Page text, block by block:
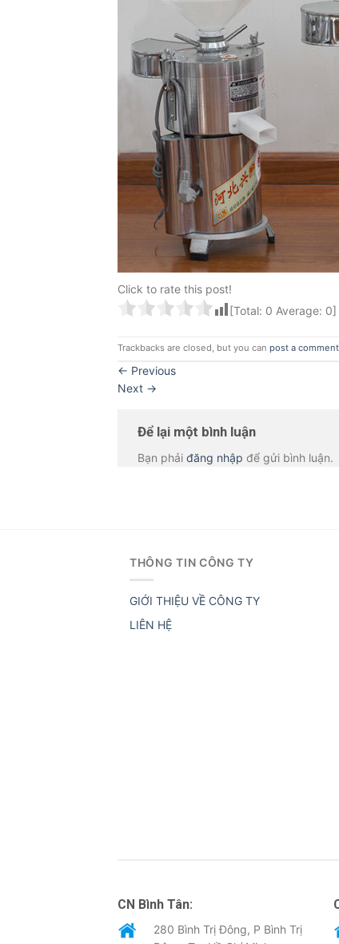
Click to rate this post!
[Total: 0 Average: 0]
Trackbacks are closed, but you can post a comment
← Previous
Next →
Để lại một bình luận
Bạn phải đăng nhập để gửi bình luận.
THÔNG TIN CÔNG TY
GIỚI THIỆU VỀ CÔNG TY
LIÊN HỆ
CN Bình Tân:
280 Bình Trị Đông, P Bình Trị